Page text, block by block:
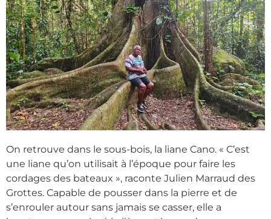
On retrouve dans le sous-bois, la liane Cano. « C’est
une liane qu’on utilisait à l’époque pour faire les
cordages des bateaux », raconte Julien Marraud des
Grottes. Capable de pousser dans la pierre et de
s’enrouler autour sans jamais se casser, elle a